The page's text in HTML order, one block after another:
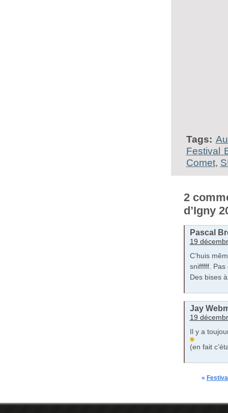
Tags:
Festival
Comet,
2
d’Igny
Pascal
19
C’huis
snifffff. Pas
Des bises
Jay
19
Il y a
(en fait
«